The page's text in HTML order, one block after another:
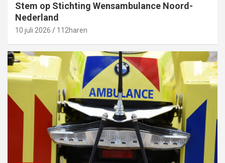
Stem op Stichting Wensambulance Noord-
Nederland
10 juli 2026 112haren